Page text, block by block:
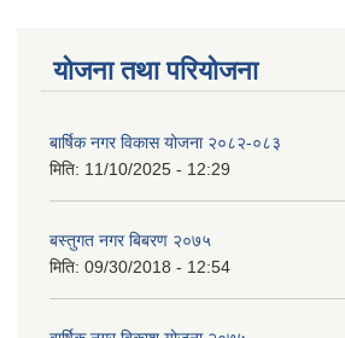
योजना तथा परियोजना
बार्षिक नगर विकास योजना २०८२-०८३
मिति: 11/10/2025 - 12:29
बस्तुगत नगर बिबरण २०७५
मिति: 09/30/2018 - 12:54